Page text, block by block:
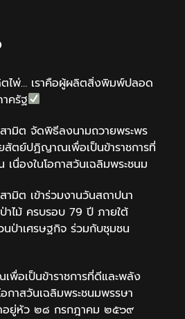
ตไพ่… เราคือผู้ผลิตสิ่งพิมพ์ปลอด
ครัฐ
ามิต จัดพิธีลงนามถวายพระพร
ตย์ปฏิญาณเพื่อเป็นข้าราชการที่
นื่องในโอกาสวันเฉลิมพระชนม
ามิต เข้าร่วมงานวันสถาปนา
าไม้ ครบรอบ 79 ปี ภายใต้
ป่าเศรษฐกิจ ร่วมกับชุมชน
อเป็นข้าราชการที่ดีและพลัง
กาสวันเฉลิมพระชนมพรรษา
าอยู่หัว ๒๘ กรกฎาคม ๒๕๖๙